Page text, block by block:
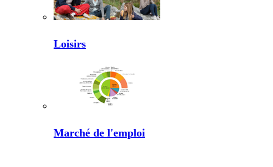
Loisirs
Marché de l'emploi